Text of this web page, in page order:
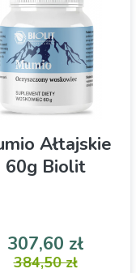
Ałtajskie
60g Biolit
woskowiec
Cena
307,60 złCena
384,50 zł